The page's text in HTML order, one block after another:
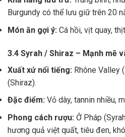
Burgundy có thể lưu giữ trên 20
Món ăn gợi ý: Cá hồi, vịt quay,
3.4 Syrah / Shiraz – Mạnh mẽ
Xuất xứ nổi tiếng: Rhône Valley
(Shiraz).
Đặc điểm: Vỏ dày, tannin nhiều,
Phong cách rượu: Ở Pháp
hương quả việt quất, tiêu đen,